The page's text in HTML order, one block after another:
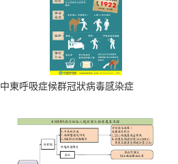
中東呼吸症候群冠狀病毒感染症